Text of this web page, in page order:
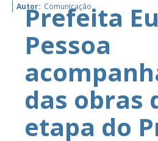
Autor: Comunicação
Prefeita
Pessoa
das obras
etapa do